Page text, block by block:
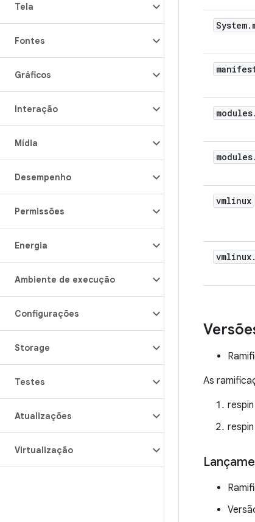
Tela
Fontes
Gráficos
Interação
Mídia
Desempenho
Permissões
Energia
Ambiente de execução
Configurações
Storage
Testes
Atualizações
Virtualização
System.
modules.
modules.
vmlinux
vmlinux.
As